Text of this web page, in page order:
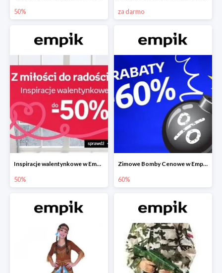
50% za darmo
Inspiracje walentynkowe w Empiku do -50%
50%
Zimowe Bomby Cenowe w Empiku do -60%
60%